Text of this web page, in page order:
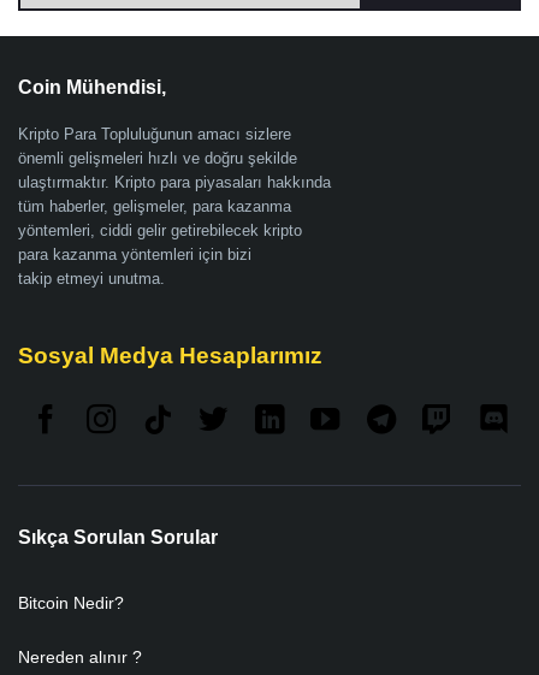
Coin Mühendisi,
Kripto Para Topluluğunun amacı sizlere
önemli gelişmeleri hızlı ve doğru şekilde
ulaştırmaktır. Kripto para piyasaları hakkında
tüm haberler, gelişmeler, para kazanma
yöntemleri, ciddi gelir getirebilecek kripto
para kazanma yöntemleri için bizi
takip etmeyi unutma.
Sosyal Medya Hesaplarımız
Sıkça Sorulan Sorular
Bitcoin Nedir?
Nereden alınır ?